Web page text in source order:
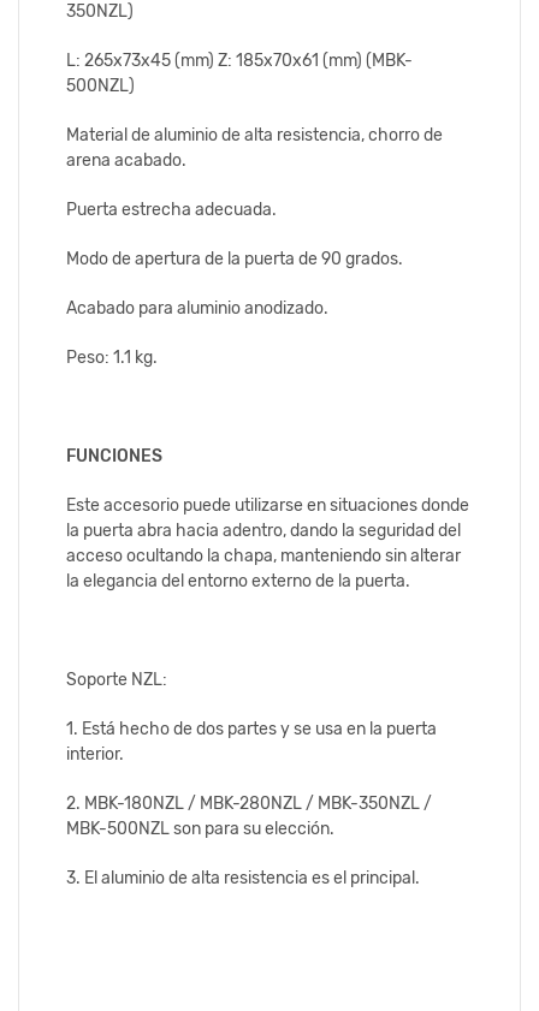
350NZL)
L: 265x73x45 (mm) Z: 185x70x61 (mm) (MBK-
500NZL)
Material de aluminio de alta resistencia, chorro de
arena acabado.
Puerta estrecha adecuada.
Modo de apertura de la puerta de 90 grados.
Acabado para aluminio anodizado.
Peso: 1.1 kg.
FUNCIONES
Este accesorio puede utilizarse en situaciones donde
la puerta abra hacia adentro, dando la seguridad del
acceso ocultando la chapa, manteniendo sin alterar
la elegancia del entorno externo de la puerta.
Soporte NZL:
1. Está hecho de dos partes y se usa en la puerta
interior.
2. MBK-180NZL / MBK-280NZL / MBK-350NZL /
MBK-500NZL son para su elección.
3. El aluminio de alta resistencia es el principal.